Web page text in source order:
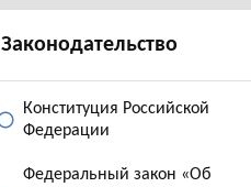
Законодательство
Конституция Российской
Федерации
Федеральный закон «Об